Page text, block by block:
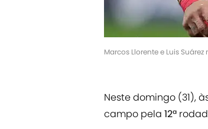
Marcos Llorente e Luis
Neste domingo (31),
campo pela 12ª